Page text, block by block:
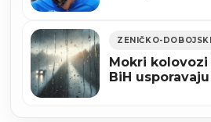
Mokri
BiH